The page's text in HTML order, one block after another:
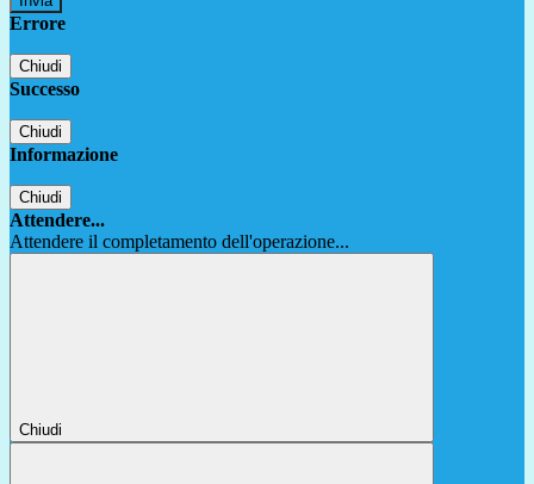
Errore
Chiudi
Successo
Chiudi
Informazione
Chiudi
Attendere...
Attendere il completamento dell'operazione...
Chiudi